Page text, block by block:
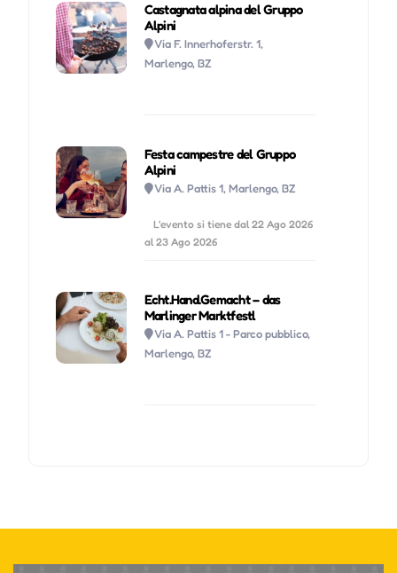
Castagnata alpina del Gruppo
Alpini
Via F. Innerhoferstr. 1,
Marlengo, BZ
Festa campestre del Gruppo
Alpini
Via A. Pattis 1, Marlengo, BZ
L'evento si tiene dal 22 Ago 2026
al 23 Ago 2026
Echt.Hand.Gemacht – das
Marlinger Marktfestl
Via A. Pattis 1 - Parco pubblico,
Marlengo, BZ